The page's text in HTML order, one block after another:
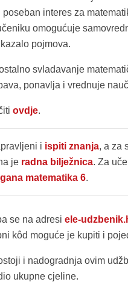
interes za
omogućuje
pojmova.
svladavanje
ponavlja i vrednuje
ovdje.
i ispiti znanja, a za
je radna bilježnica. Za
matematika 6.
se na adresi ele-
kôd moguće je kupiti i
i nadogradnja ovim
ukupne cjeline.